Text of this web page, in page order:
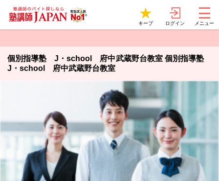
キープ ログイン メニュー
個別指導塾 J・school 府中武蔵野台教室 個別指導塾
J・school 府中武蔵野台教室